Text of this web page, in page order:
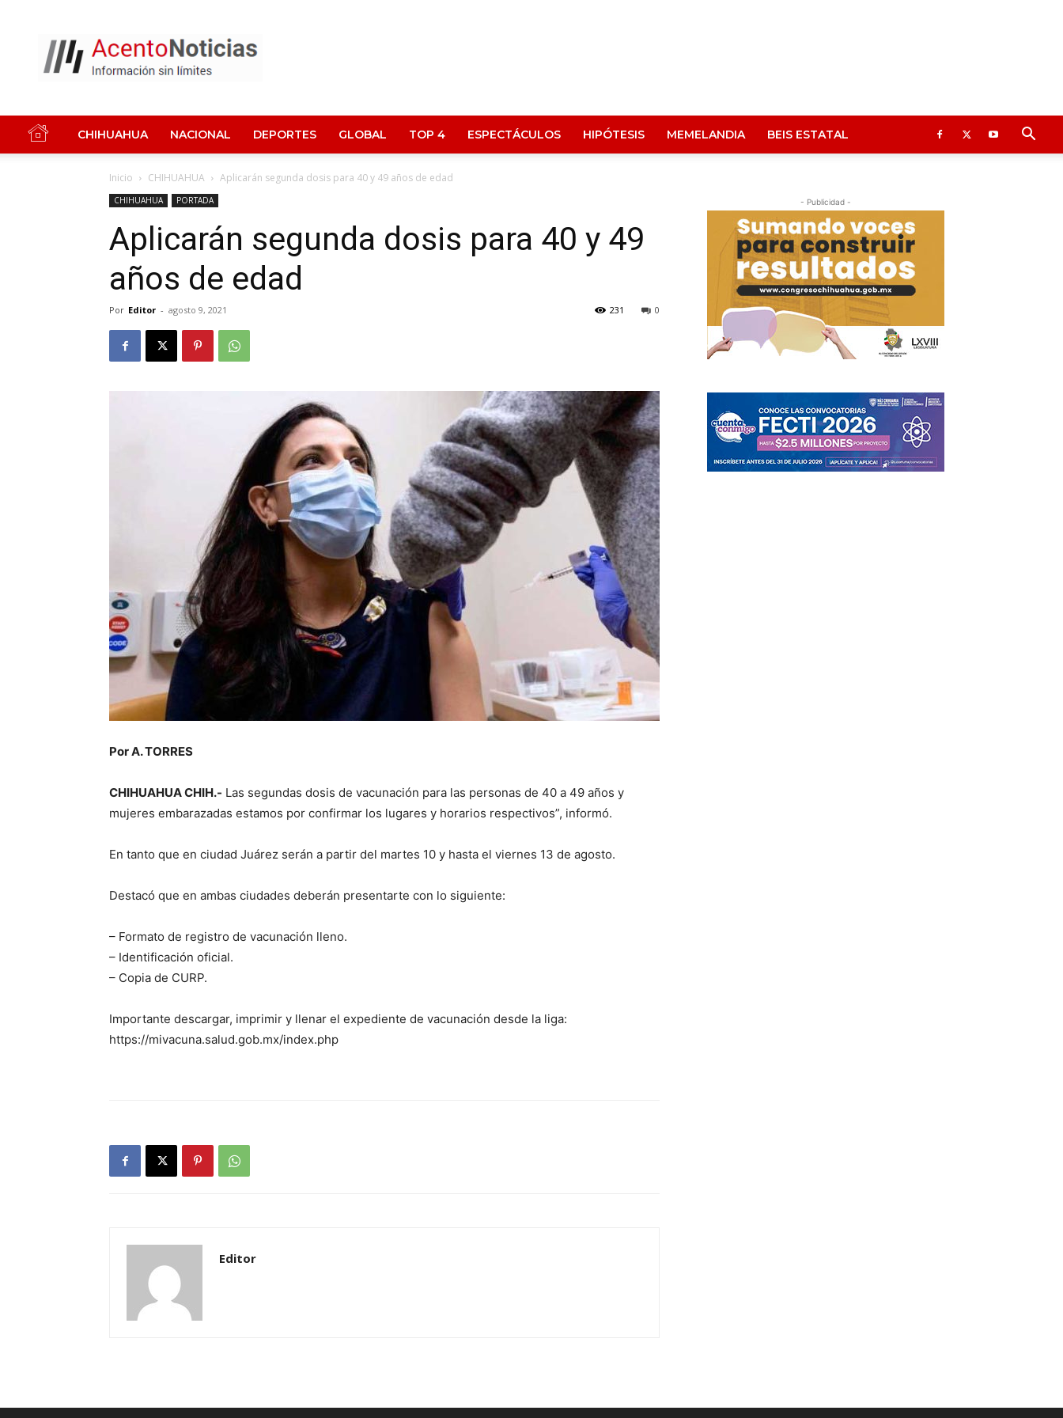
Noticias
CHIHUAHUA NACIONAL DEPORTES GLOBAL TOP 4 ESPECTÁCULOS HIPÓTESIS MEMELANDIA BEIS ESTATAL
Inicio CHIHUAHUA Aplicarán segunda dosis para 40 y 49 años de edad
CHIHUAHUA PORTADA
Aplicarán segunda dosis para 40 y 49
años de edad
Por Editor - agosto 9, 2021 0
231
Por A. TORRES
CHIHUAHUA CHIH.- Las segundas dosis de vacunación para las personas de 40 a 49 años y
mujeres embarazadas estamos por confirmar los lugares y horarios respectivos”, informó.
En tanto que en ciudad Juárez serán a partir del martes 10 y hasta el viernes 13 de agosto.
Destacó que en ambas ciudades deberán presentarte con lo siguiente:
– Formato de registro de vacunación lleno.
– Identificación oficial.
– Copia de CURP.
Importante descargar, imprimir y llenar el expediente de vacunación desde la liga:
https://mivacuna.salud.gob.mx/index.php
Editor
- Publicidad -